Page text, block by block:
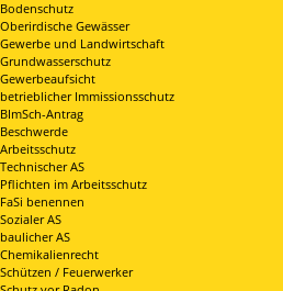
Bodenschutz
Oberirdische Gewässer
Gewerbe und Landwirtschaft
Grundwasserschutz
Gewerbeaufsicht
betrieblicher Immissionsschutz
BImSch-Antrag
Beschwerde
Arbeitsschutz
Technischer AS
Pflichten im Arbeitsschutz
FaSi benennen
Sozialer AS
baulicher AS
Chemikalienrecht
Schützen / Feuerwerker